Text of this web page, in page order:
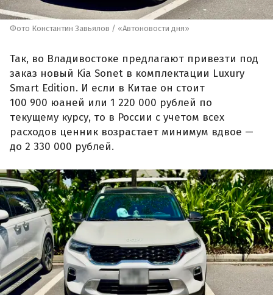
Фото Константин Завьялов / «Автоновости дня»
Так, во Владивостоке предлагают привезти под
заказ новый Kia Sonet в комплектации Luxury
Smart Edition. И если в Китае он стоит
100 900 юаней или 1 220 000 рублей по
текущему курсу, то в России с учетом всех
расходов ценник возрастает минимум вдвое —
до 2 330 000 рублей.